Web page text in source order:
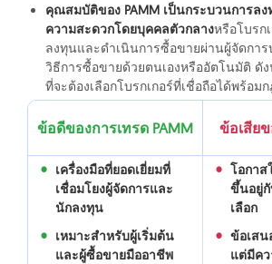
คุณสมบัติของ PAMM เป็นกระบวนการล
ความสะดวกโดยบุคคลตัวกลางหรือโบรก
ลงทุนและดำเนินการซื้อขายผ่านผู้จัดกา
วิธีการซื้อขายด้วยตนเองหรืออัตโนมัติ ดัง
ที่จะต้องเลือกโบรกเกอร์ที่เชื่อถือได้พร้อม
ข้อดีของการเทรด PAMM ข้อเสีย
เครื่องมือที่ยอดเยี่ยมที่
เชื่อมโยงผู้จัดการและ
นักลงทุน
โอกาส
ขึ้นอยู่
เลือก
เหมาะสำหรับผู้เริ่มต้น
และผู้ซื้อขายมืออาชีพ
ข้อเสน
แต่มีคว